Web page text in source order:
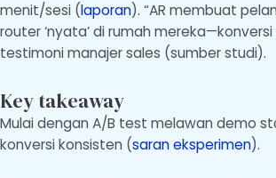
menit/sesi (laporan). “AR membuat
router ‘nyata’ di rumah
testimoni manajer sales (sumber studi).
Key takeaway
Mulai dengan A/B test melawan demo
konversi konsisten (saran eksperimen).